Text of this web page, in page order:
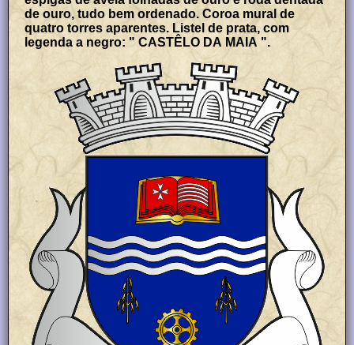
de ouro, tudo bem ordenado. Coroa mural de
quatro torres aparentes. Listel de prata, com
legenda a negro: " CASTÊLO DA MAIA ".